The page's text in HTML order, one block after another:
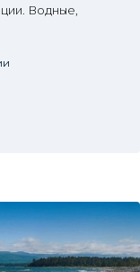
Водные,